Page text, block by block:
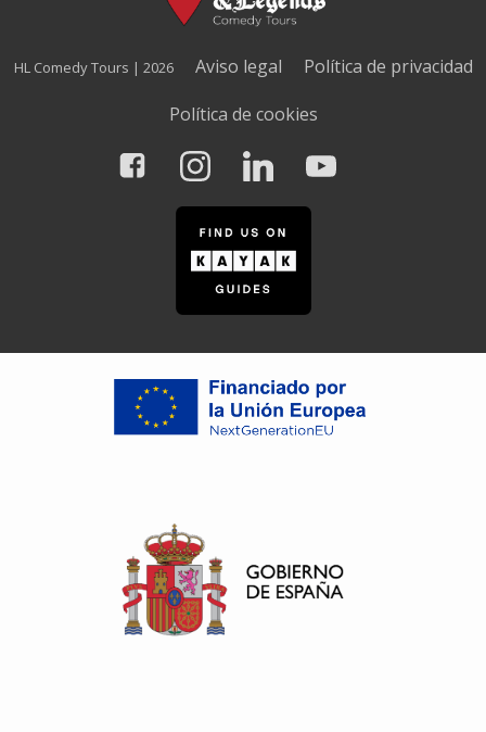
HL Comedy Tours | 2026 Aviso legal
Política de privacidad
Política de cookies